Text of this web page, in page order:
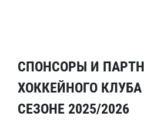
СПОНСОРЫ И
ХОККЕЙНОГО
СЕЗОНЕ 2025/2026